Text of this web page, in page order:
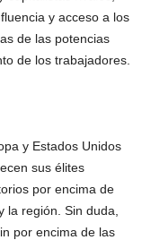
y acceso a los
de las potencias
de los trabajadores.
y Estados Unidos
sus élites
por encima de
la región. Sin duda,
por encima de las